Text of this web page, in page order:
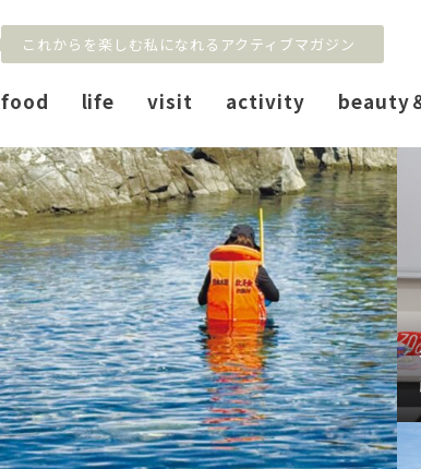
これからを楽しむ私になれるアクティブマガジン
food life visit activity beauty